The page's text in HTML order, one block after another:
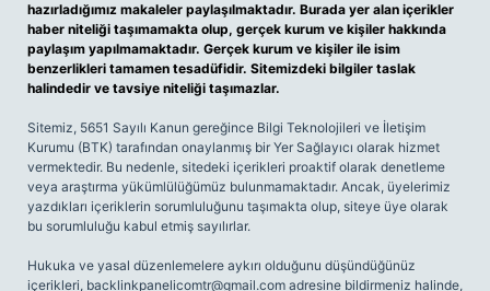
hazırladığımız makaleler paylaşılmaktadır. Burada yer alan içerikler
haber niteliği taşımamakta olup, gerçek kurum ve kişiler hakkında
paylaşım yapılmamaktadır. Gerçek kurum ve kişiler ile isim
benzerlikleri tamamen tesadüfidir. Sitemizdeki bilgiler taslak
halindedir ve tavsiye niteliği taşımazlar.
Sitemiz, 5651 Sayılı Kanun gereğince Bilgi Teknolojileri ve İletişim
Kurumu (BTK) tarafından onaylanmış bir Yer Sağlayıcı olarak hizmet
vermektedir. Bu nedenle, sitedeki içerikleri proaktif olarak denetleme
veya araştırma yükümlülüğümüz bulunmamaktadır. Ancak, üyelerimiz
yazdıkları içeriklerin sorumluluğunu taşımakta olup, siteye üye olarak
bu sorumluluğu kabul etmiş sayılırlar.
Hukuka ve yasal düzenlemelere aykırı olduğunu düşündüğünüz
içerikleri, backlinkpanelicomtr@gmail.com adresine bildirmeniz halinde,